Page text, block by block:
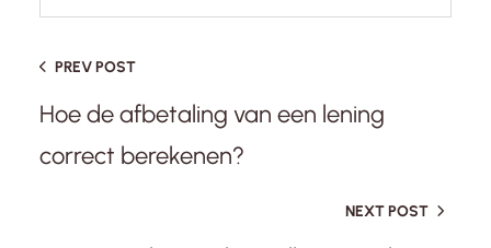
PREV POST
Hoe de afbetaling van een lening
correct berekenen?
NEXT POST